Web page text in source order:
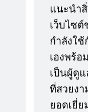
แนะนำ
เว็บไซ
กำลังใ
เองพร้
เป็นผู้ดูแ
ที่สวยง
ยอดเยี่ย